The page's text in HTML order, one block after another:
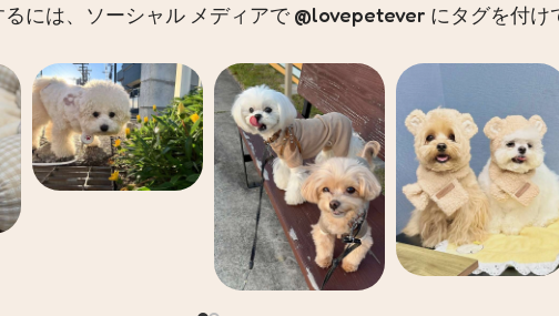
には、ソーシャル メディアで @lovepetever にタグを付け